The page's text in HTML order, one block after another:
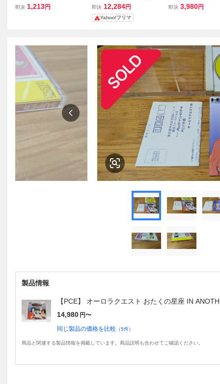
トレーナー Wii 説明書な
即決 1,213円
pulirula プリルラ アーケ
ードギアーズ 説明書、
ハガキ、攻略冊子付き
即決 12,284円
Yahoo!フリマ
★ ドラゴンクエス
即決 3,980円
製品情報
【PCE】 オーロラクエスト おたくの星座 IN
14,980 円〜
同じ製品の価格を比較 （5件）
商品と関連する製品情報を掲載しています。商品説明も合わせてご確認ください。